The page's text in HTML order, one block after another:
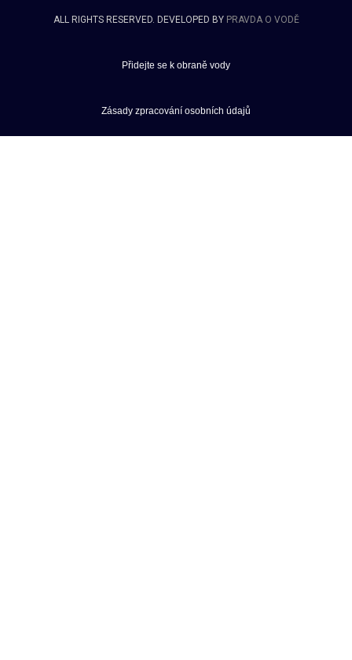
ALL RIGHTS RESERVED. DEVELOPED BY PRAVDA O VODĚ
Přidejte se k obraně vody
Zásady zpracování osobních údajů